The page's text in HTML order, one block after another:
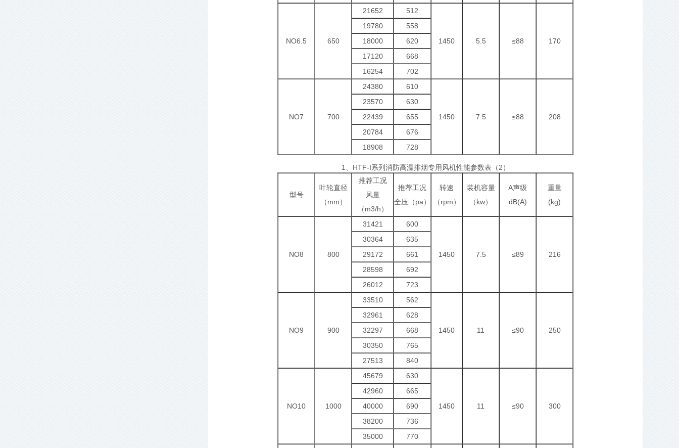
NO6.5 650
21652 512
1450 5.5 ≤88 170
19780
558
18000
620
17120
668
16254
702
NO7 700
24380 610
1450 7.5 ≤88 208
23570
630
22439
655
20784
676
18908
728
1、HTF-I系列消防高温排烟专用风机性能参数表（2）
型号
叶轮直径
（mm）
推荐工况
风量
（m3/h）
推荐工况
全压（pa）
转速
（rpm）
装机容量
（kw）
A声级
dB(A)
重量
(kg)
NO8 800
31421 600
1450 7.5 ≤89 216
30364
635
29172
661
28598
692
26012
723
NO9 900
33510 562
1450 11 ≤90 250
32961
628
32297
668
30350
765
27513
840
NO10 1000
45679 630
1450 11 ≤90 300
42960
665
40000
690
38200
736
35000
770